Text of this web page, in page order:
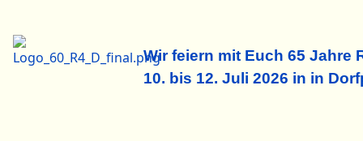
Wir feiern mit Euch 65 Jahre
10. bis 12. Juli 2026 in in